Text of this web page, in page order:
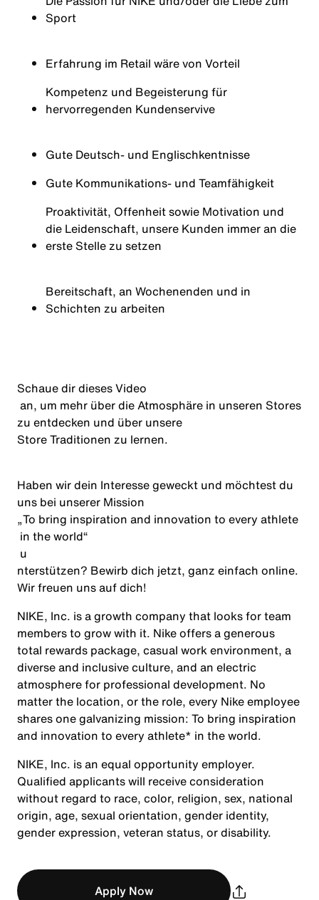
Sport
Erfahrung im Retail wäre von Vorteil
Kompetenz und Begeisterung für
hervorregenden Kundenservive
Gute Deutsch- und Englischkentnisse
Gute Kommunikations- und Teamfähigkeit
Proaktivität, Offenheit sowie Motivation und
die Leidenschaft, unsere Kunden immer an die
erste Stelle zu setzen
Bereitschaft, an Wochenenden und in
Schichten zu arbeiten
Schaue dir diesesVideo
an, um mehr über die Atmosphäre in unseren Stores
zu entdecken und über unsere
Store Traditionen zu lernen.
Haben wir dein Interesse geweckt und möchtest du
uns bei unserer Mission
„To bring inspiration and innovation to every athlete
in theworld“
u
nterstützen? Bewirb dich jetzt, ganz einfach online.
Wir freuen uns auf dich!
NIKE, Inc. is a growth company that looks for team
members to grow with it. Nike offers a generous
total rewards package, casual work environment, a
diverse and inclusive culture, and an electric
atmosphere for professional development. No
matter the location, or the role, every Nike employee
shares one galvanizing mission: To bring inspiration
and innovation to every athlete* in the world.
NIKE, Inc. is an equal opportunity employer.
Qualified applicants will receive consideration
without regard to race, color, religion, sex, national
origin, age, sexual orientation, gender identity,
gender expression, veteran status, or disability.
Apply Now